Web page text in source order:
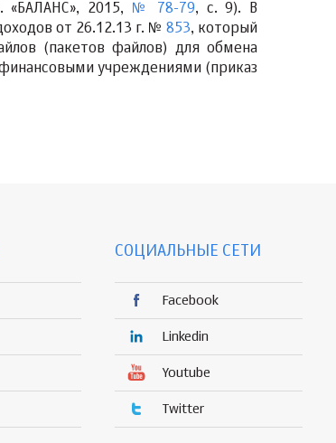
«БАЛАНС», 2015, № 78-79, с. 9). В
от 26.12.13 г. № 853, который
(пакетов файлов) для обмена
учреждениями (приказ
СОЦИАЛЬНЫЕ СЕТИ
Facebook
Linkedin
Youtube
Twitter